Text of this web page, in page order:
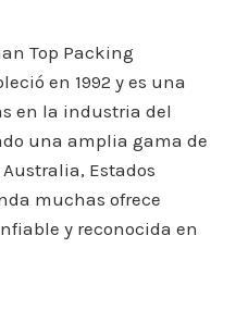
Top Packing
en 1992 y es una
en la industria del
una amplia gama de
Estados
muchas ofrece
y reconocida en